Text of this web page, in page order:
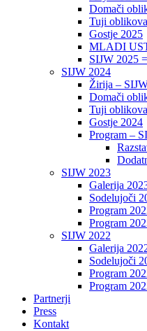
Domači
Tuji
Gostje 2025
MLADI
SIJW 2025
SIJW 2024
Žirija –
Domači
Tuji
Gostje 2024
Program –
SIJW 2023
Galerija
Sodelujoči
Program
Program
SIJW 2022
Galerija
Sodelujoči
Program
Program
Partnerji
Press
Kontakt